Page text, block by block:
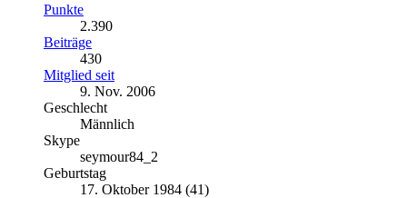
Punkte
2.390
Beiträge
430
Mitglied seit
9. Nov. 2006
Geschlecht
Männlich
Skype
seymour84_2
Geburtstag
17. Oktober 1984 (41)